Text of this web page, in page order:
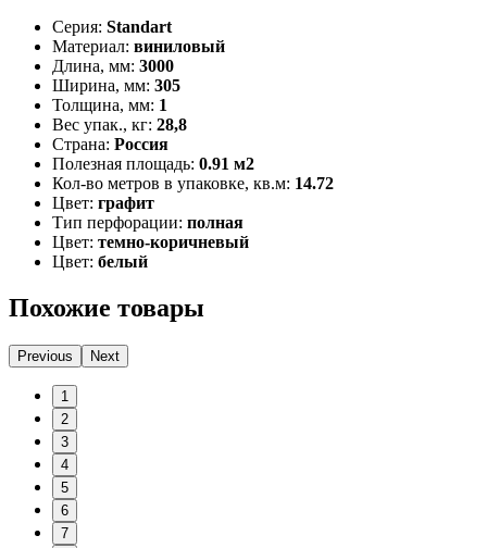
Серия: Standart
Материал: виниловый
Длина, мм: 3000
Ширина, мм: 305
Толщина, мм: 1
Вес упак., кг: 28,8
Страна: Россия
Полезная площадь: 0.91 м2
Кол-во метров в упаковке, кв.м: 14.72
Цвет: графит
Тип перфорации: полная
Цвет: темно-коричневый
Цвет: белый
Похожие товары
Previous Next
1
2
3
4
5
6
7